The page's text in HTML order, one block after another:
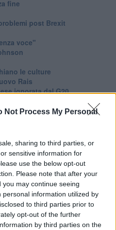
Not Process My Personal
sharing to third parties, or
sensitive information for
use the below opt-out
Please note that after your
may continue seeing
information utilized by
to third parties prior to
opt-out of the further
by third parties on the
fine
post Brexit
voce"
le culture
Rais
ignorata dal G20
guerra civile
Brexit
in guerra
Biden
internazionale
il cambiamento
solo realtà